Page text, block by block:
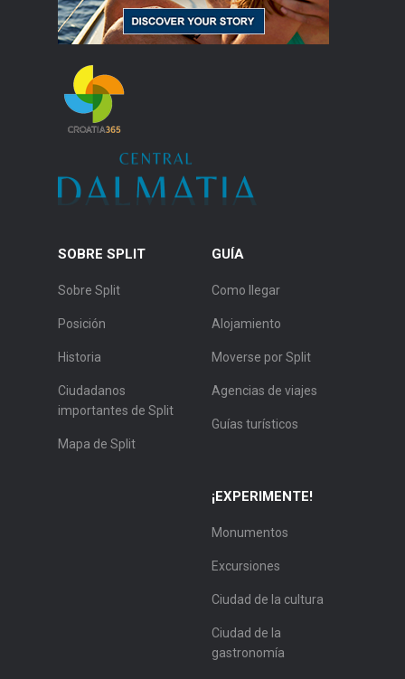
SOBRE SPLIT
Sobre Split
Posición
Historia
Ciudadanos
importantes de Split
Mapa de Split
GUÍA
Como llegar
Alojamiento
Moverse por Split
Agencias de viajes
Guías turísticos
¡EXPERIMENTE!
Monumentos
Excursiones
Ciudad de la cultura
Ciudad de la
gastronomía